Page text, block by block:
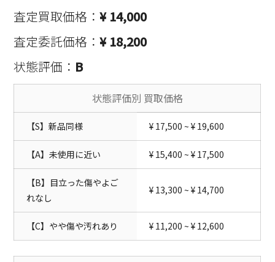
査定買取価格：¥ 14,000
査定委託価格：¥ 18,200
状態評価： B
状態評価別 買取価格
【S】新品同様 ¥ 17,500 ~ ¥ 19,600
【A】未使用に近い ¥ 15,400 ~ ¥ 17,500
【B】目立った傷やよご
れなし
¥ 13,300 ~ ¥ 14,700
【C】やや傷や汚れあり ¥ 11,200 ~ ¥ 12,600